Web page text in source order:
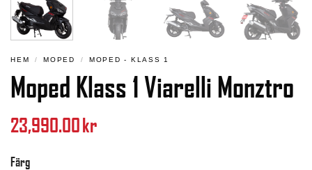
HEM / MOPED / MOPED - KLASS 1
Moped Klass 1 Viarelli Monztro
23,990.00kr
Färg